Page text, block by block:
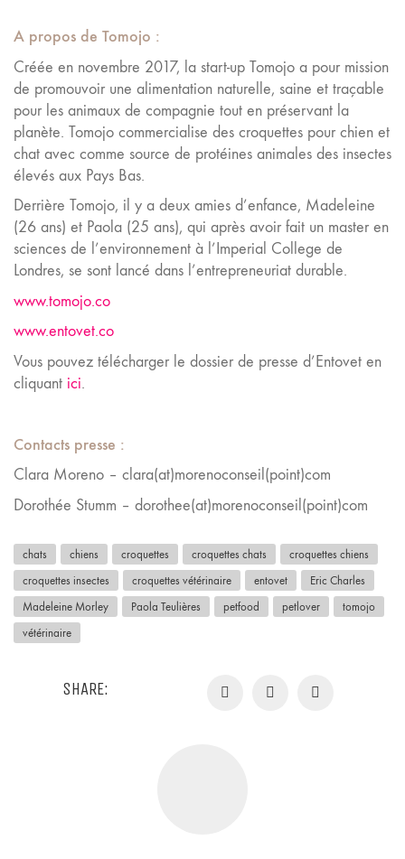
A propos de Tomojo :
Créée en novembre 2017, la start-up Tomojo a pour mission
de promouvoir une alimentation naturelle, saine et traçable
pour les animaux de compagnie tout en préservant la
planète. Tomojo commercialise des croquettes pour chien et
chat avec comme source de protéines animales des insectes
élevés aux Pays Bas.
Derrière Tomojo, il y a deux amies d’enfance, Madeleine
(26 ans) et Paola (25 ans), qui après avoir fait un master en
sciences de l’environnement à l’Imperial College de
Londres, se sont lancé dans l’entrepreneuriat durable.
www.tomojo.co
www.entovet.co
Vous pouvez télécharger le dossier de presse d’Entovet en
cliquant ici.
Contacts presse :
Clara Moreno – clara(at)morenoconseil(point)com
Dorothée Stumm – dorothee(at)morenoconseil(point)com
chats chiens croquettes croquettes chats
croquettes chiens
croquettes insectes
croquettes vétérinaire entovet
Eric Charles
Madeleine Morley
Paola Teulières petfood petlover
tomojo
vétérinaire
SHARE: